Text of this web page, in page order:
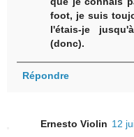
foot, je suis
l'étais-je
(donc).
Répondre
Ernesto Violin 12